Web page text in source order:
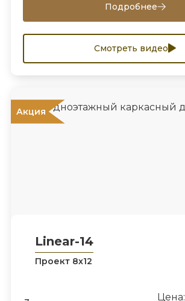
Подробнее
Смотреть видео
Акция
Linear-14
Проект 8х12
Цена: